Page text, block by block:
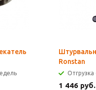
Ronstan
1 446 руб.